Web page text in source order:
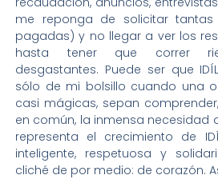
me reponga de solicitar
pagadas) y no llegar a ver los
hasta tener que correr
desgastantes. Puede ser que
sólo de mi bolsillo cuando una
casi mágicas, sepan
en común, la inmensa necesidad
representa el crecimiento de
inteligente, respetuosa y
cliché de por medio: de corazón.